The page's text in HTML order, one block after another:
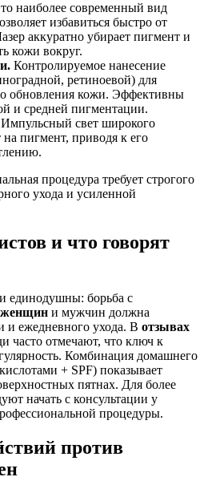
наиболее современный вид
избавиться быстро от
аккуратно убирает пигмент и
кожи вокруг.
Контролируемое нанесение
ретиноевой) для
обновления кожи. Эффективны
и средней пигментации.
Импульсный свет широкого
на пигмент, приводя к его
процедура требует строгого
ухода и усиленной
и что говорят
единодушны: борьба с
женщин и мужчин должна
и ежедневного ухода. В отзывах
часто отмечают, что ключ к
Комбинация домашнего
+ SPF) показывает
пятнах. Для более
начать с консультации у
процедуры.
против